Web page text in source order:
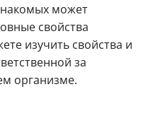
может
свойства
изучить свойства и
за
организме.